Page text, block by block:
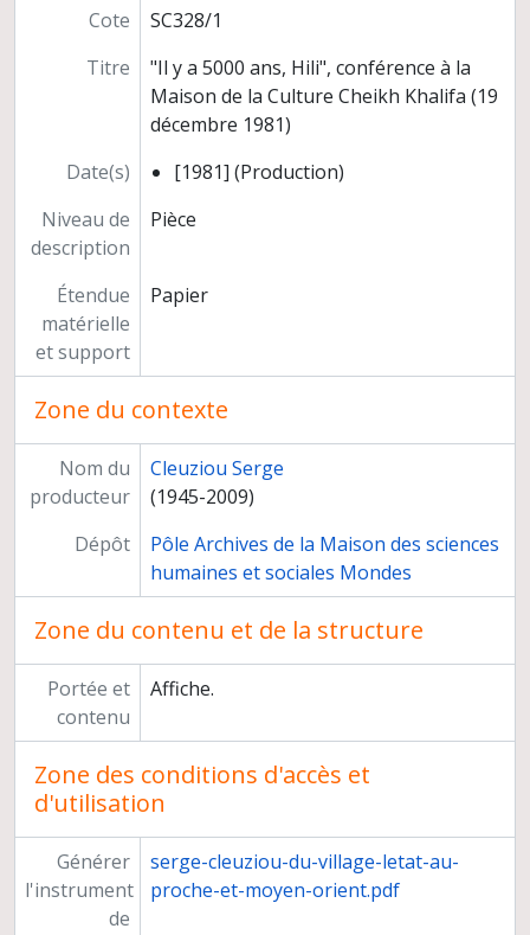
Cote
SC328/1
Titre
"Il y a 5000 ans, Hili", conférence à la
Maison de la Culture Cheikh Khalifa (19
décembre 1981)
Date(s)
[1981] (Production)
Niveau de
description
Pièce
Étendue
matérielle
et support
Papier
Zone du contexte
Nom du
producteur
Cleuziou Serge
(1945-2009)
Dépôt
Pôle Archives de la Maison des sciences
humaines et sociales Mondes
Zone du contenu et de la structure
Portée et
contenu
Affiche.
Zone des conditions d'accès et
d'utilisation
Générer
l'instrument
de
serge-cleuziou-du-village-letat-au-
proche-et-moyen-orient.pdf